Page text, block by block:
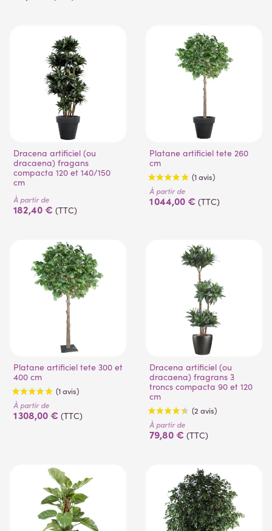
Dracena artificiel (ou
dracaena) fragans
compacta 120 et 140/150
cm
À partir de
182,40 € (TTC)
Platane artificiel tete 260
cm
À partir de
1 044,00 € (TTC)
Platane artificiel tete 300 et
400 cm
À partir de
1 308,00 € (TTC)
Dracena artificiel (ou
dracaena) fragrans 3
troncs compacta 90 et 120
cm
À partir de
79,80 € (TTC)